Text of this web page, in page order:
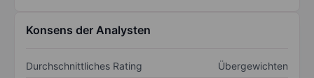
Konsens der Analysten
Durchschnittliches Rating Übergewichten